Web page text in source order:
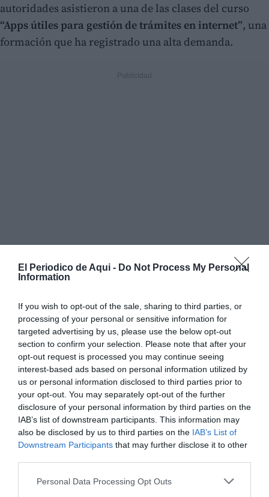
El Periodico de Aqui - Do Not Process My Personal
Information
If you wish to opt-out of the sale, sharing to third parties, or
processing of your personal or sensitive information for
targeted advertising by us, please use the below opt-out
section to confirm your selection. Please note that after your
opt-out request is processed you may continue seeing
interest-based ads based on personal information utilized by
us or personal information disclosed to third parties prior to
your opt-out. You may separately opt-out of the further
disclosure of your personal information by third parties on the
IAB’s list of downstream participants. This information may
also be disclosed by us to third parties on the IAB’s List of
Downstream Participants that may further disclose it to other
Personal Data Processing Opt Outs
autoridades asistieron a una de las clases del curso
“Apps útiles para gestión de trámites en internet”, una
formación que ha registrado una alta demanda.
De hecho, debido al éxito de la primera convocatoria
celebrada en mayo, el consistorio ha puesto en
marcha una segunda edición de este taller. En él, los